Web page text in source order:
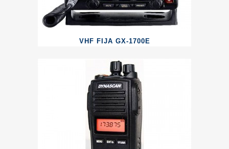
VHF FIJA GX-1700E